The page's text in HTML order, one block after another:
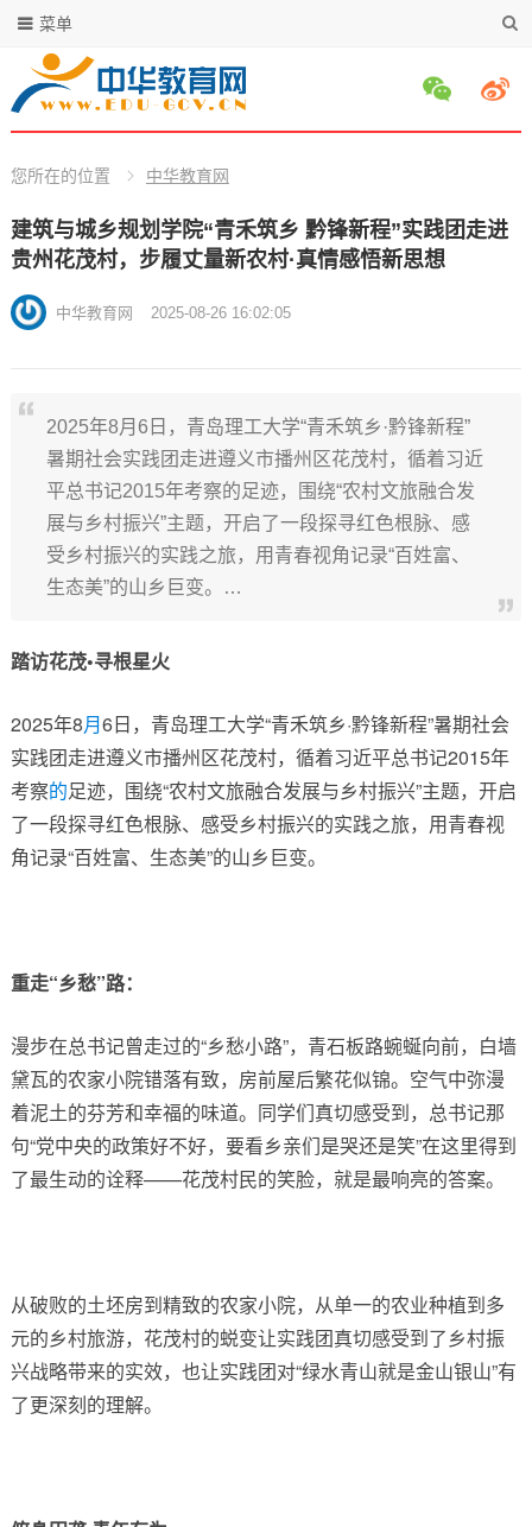
菜单
您所在的位置 中华教育网
建筑与城乡规划学院“青禾筑乡 黔锋新程”实践团走进
贵州花茂村，步履丈量新农村·真情感悟新思想
中华教育网 2025-08-26 16:02:05
2025年8月6日，青岛理工大学“青禾筑乡·黔锋新程”
暑期社会实践团走进遵义市播州区花茂村，循着习近
平总书记2015年考察的足迹，围绕“农村文旅融合发
展与乡村振兴”主题，开启了一段探寻红色根脉、感
受乡村振兴的实践之旅，用青春视角记录“百姓富、
生态美”的山乡巨变。…
踏访花茂•寻根星火
2025年8月6日，青岛理工大学“青禾筑乡·黔锋新程”暑期社会
实践团走进遵义市播州区花茂村，循着习近平总书记2015年
考察的足迹，围绕“农村文旅融合发展与乡村振兴”主题，开启
了一段探寻红色根脉、感受乡村振兴的实践之旅，用青春视
角记录“百姓富、生态美”的山乡巨变。
重走“乡愁”路：
漫步在总书记曾走过的“乡愁小路”，青石板路蜿蜒向前，白墙
黛瓦的农家小院错落有致，房前屋后繁花似锦。空气中弥漫
着泥土的芬芳和幸福的味道。同学们真切感受到，总书记那
句“党中央的政策好不好，要看乡亲们是哭还是笑”在这里得到
了最生动的诠释——花茂村民的笑脸，就是最响亮的答案。
从破败的土坯房到精致的农家小院，从单一的农业种植到多
元的乡村旅游，花茂村的蜕变让实践团真切感受到了乡村振
兴战略带来的实效，也让实践团对“绿水青山就是金山银山”有
了更深刻的理解。